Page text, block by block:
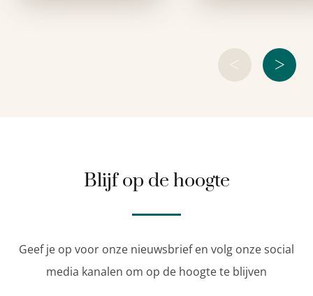
< >
Blijf op de hoogte
Geef je op voor onze nieuwsbrief en volg onze social
media kanalen om op de hoogte te blijven